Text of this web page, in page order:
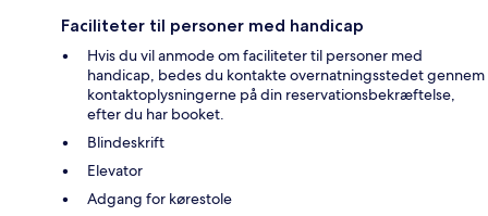
Faciliteter til personer med handicap
Hvis du vil anmode om faciliteter til personer med
handicap, bedes du kontakte overnatningsstedet gennem
kontaktoplysningerne på din reservationsbekræftelse,
efter du har booket.
Blindeskrift
Elevator
Adgang for kørestole